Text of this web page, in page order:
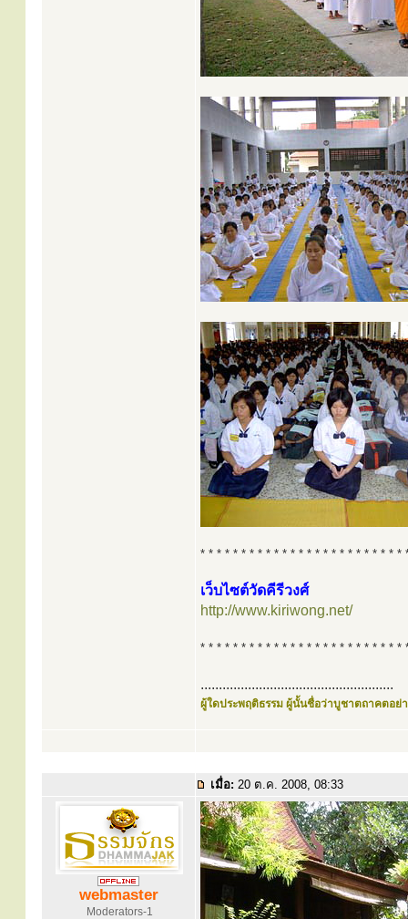
* * * * * * * * * * * * * * * * * * * * * * * * *
เว็บไซต์วัดคีรีวงศ์
http://www.kiriwong.net/
* * * * * * * * * * * * * * * * * * * * * * * * *
.....................................................
ผู้ใดประพฤติธรรม ผู้นั้นชื่อว่าบูชาตถาคตอย่า
เมื่อ: 20 ต.ค. 2008, 08:33
webmaster
Moderators-1